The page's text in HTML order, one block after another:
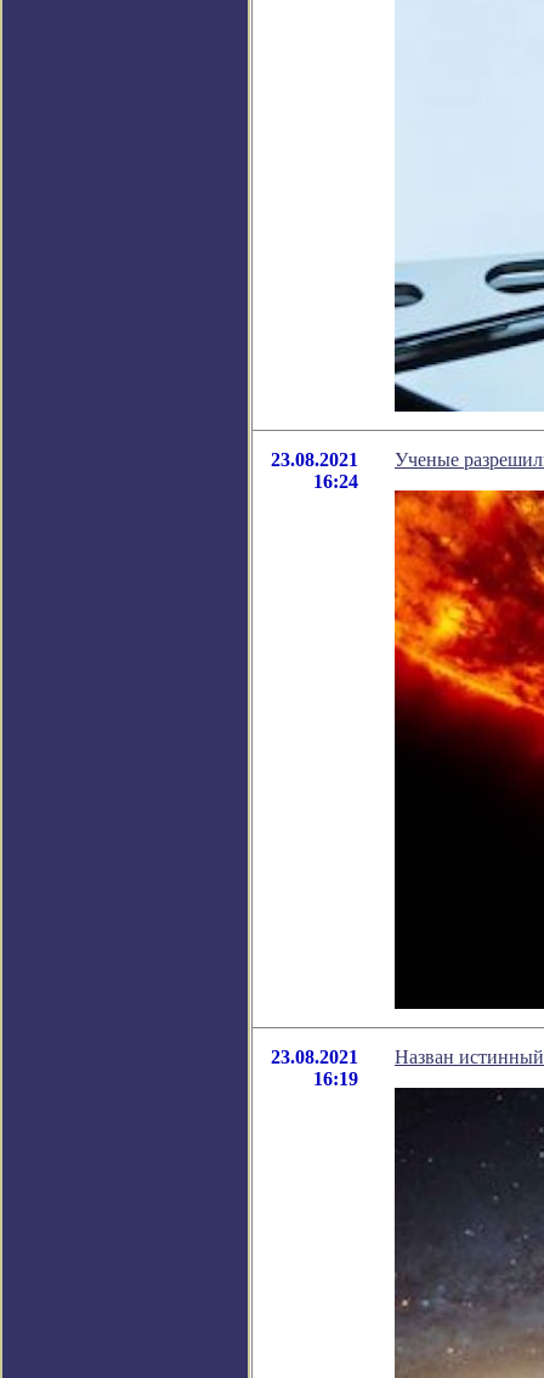
23.08.2021
16:24
Ученые
23.08.2021
16:19
Назван